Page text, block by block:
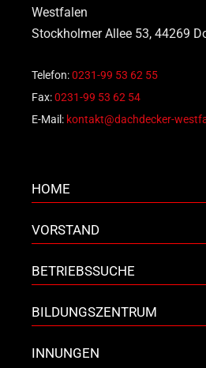
Westfalen
Stockholmer Allee 53, 44269
Telefon:0231-99 53 62 55
Fax:0231-99 53 62 54
E-Mail: kontakt@dachdecker-
HOME
VORSTAND
BETRIEBSSUCHE
BILDUNGSZENTRUM
INNUNGEN